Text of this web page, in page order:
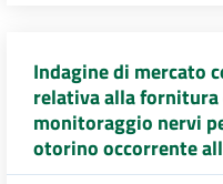
Indagine di mercato
relativa alla
monitoraggio nervi
otorino occorrente